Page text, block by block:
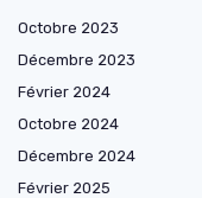
Octobre 2023
Décembre 2023
Février 2024
Octobre 2024
Décembre 2024
Février 2025